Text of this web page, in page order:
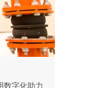
数字化助力